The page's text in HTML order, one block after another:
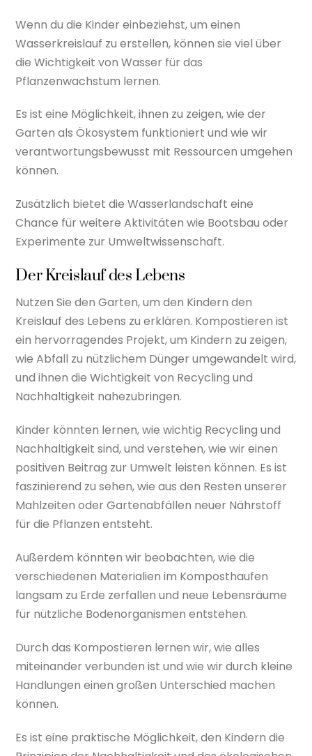
Wenn du die Kinder einbeziehst, um einen
Wasserkreislauf zu erstellen, können sie viel über
die Wichtigkeit von Wasser für das
Pflanzenwachstum lernen.
Es ist eine Möglichkeit, ihnen zu zeigen, wie der
Garten als Ökosystem funktioniert und wie wir
verantwortungsbewusst mit Ressourcen umgehen
können.
Zusätzlich bietet die Wasserlandschaft eine
Chance für weitere Aktivitäten wie Bootsbau oder
Experimente zur Umweltwissenschaft.
Der Kreislauf des Lebens
Nutzen Sie den Garten, um den Kindern den
Kreislauf des Lebens zu erklären. Kompostieren ist
ein hervorragendes Projekt, um Kindern zu zeigen,
wie Abfall zu nützlichem Dünger umgewandelt wird,
und ihnen die Wichtigkeit von Recycling und
Nachhaltigkeit nahezubringen.
Kinder könnten lernen, wie wichtig Recycling und
Nachhaltigkeit sind, und verstehen, wie wir einen
positiven Beitrag zur Umwelt leisten können. Es ist
faszinierend zu sehen, wie aus den Resten unserer
Mahlzeiten oder Gartenabfällen neuer Nährstoff
für die Pflanzen entsteht.
Außerdem könnten wir beobachten, wie die
verschiedenen Materialien im Komposthaufen
langsam zu Erde zerfallen und neue Lebensräume
für nützliche Bodenorganismen entstehen.
Durch das Kompostieren lernen wir, wie alles
miteinander verbunden ist und wie wir durch kleine
Handlungen einen großen Unterschied machen
können.
Es ist eine praktische Möglichkeit, den Kindern die